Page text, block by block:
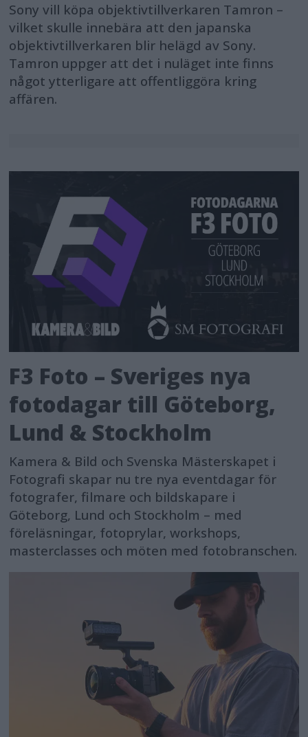
Sony vill köpa objektivtillverkaren Tamron –
vilket skulle innebära att den japanska
objektivtillverkaren blir helägd av Sony.
Tamron uppger att det i nuläget inte finns
något ytterligare att offentliggöra kring
affären.
F3 Foto – Sveriges nya
fotodagar till Göteborg,
Lund & Stockholm
Kamera & Bild och Svenska Mästerskapet i
Fotografi skapar nu tre nya eventdagar för
fotografer, filmare och bildskapare i
Göteborg, Lund och Stockholm – med
föreläsningar, fotoprylar, workshops,
masterclasses och möten med fotobranschen.